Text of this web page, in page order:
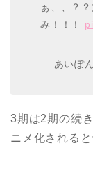
ぁ、、？
み！！！
— あいぽ
3期は2期の続
ニメ化されると